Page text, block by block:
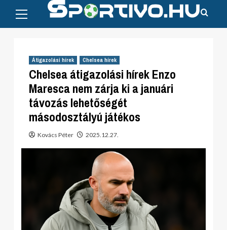
content
Menu
Átigazolási hírek Chelsea hírek
Chelsea átigazolási hírek Enzo
Maresca nem zárja ki a januári
távozás lehetőségét
másodosztályú játékos
Kovács Péter 2025.12.27.